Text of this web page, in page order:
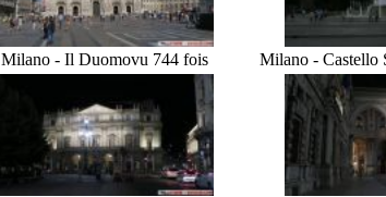
Milano - Il Duomovu 744 fois Milano - Castello